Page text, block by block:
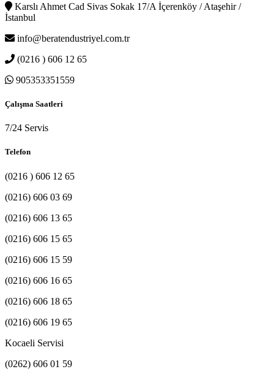
Karslı Ahmet Cad Sivas Sokak 17/A İçerenköy / Ataşehir /
İstanbul
info@beratendustriyel.com.tr
(0216 ) 606 12 65
905353351559
Çalışma Saatleri
7/24 Servis
Telefon
(0216 ) 606 12 65
(0216) 606 03 69
(0216) 606 13 65
(0216) 606 15 65
(0216) 606 15 59
(0216) 606 16 65
(0216) 606 18 65
(0216) 606 19 65
Kocaeli Servisi
(0262) 606 01 59